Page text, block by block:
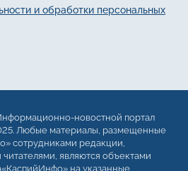
и обработки персональных
новостной портал
Любые материалы, размещенные
сотрудниками редакции,
являются объектами
на указанные